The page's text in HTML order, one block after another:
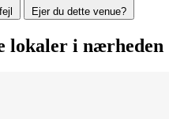
Ejer du dette venue?
lokaler i nærheden